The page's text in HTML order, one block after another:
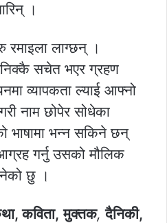
।
रमाइला लाग्छन् ।
निक्कै सचेत भएर ग्रहण
व्यापकता ल्याई आफ्नो
नाम छोपेर सोधेका
भाषामा भन्न सकिने छन्
गर्नु उसको मौलिक
छु ।
कविता, मुक्तक,दैनिकी,